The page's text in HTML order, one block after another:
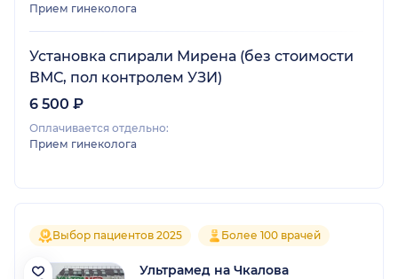
Прием гинеколога
Установка спирали Мирена (без стоимости
ВМС, пол контролем УЗИ)
6 500 ₽
Оплачивается отдельно:
Прием гинеколога
Выбор пациентов 2025 Более 100 врачей
Ультрамед на Чкалова